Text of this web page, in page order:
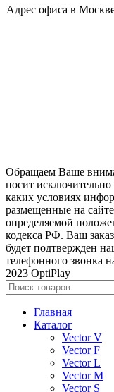
Адрес офиса в
Обращаем Ваше
носит
каких условиях
размещенные на
определяемой
кодекса РФ. Ваш
будет подтвержден
телефонного звонка
2023 OptiPlay
Главная
Каталог
Vector V
Vector F
Vector L
Vector M
Vector S